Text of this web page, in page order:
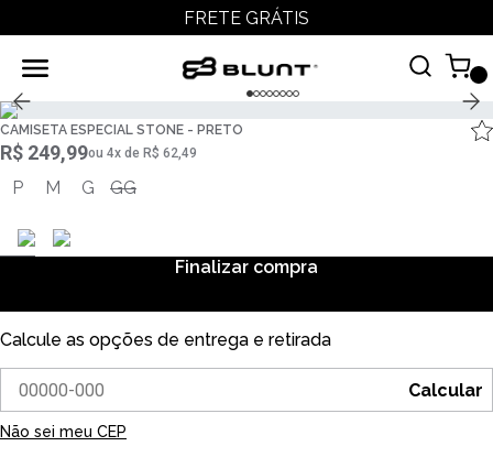
FRETE GRÁTIS
CAMISETA ESPECIAL STONE - PRETO
R$ 249,99ou 4x de R$ 62,49
P M G GG
Finalizar compra
Calcule as opções de entrega e retirada
Calcular
Não sei meu CEP